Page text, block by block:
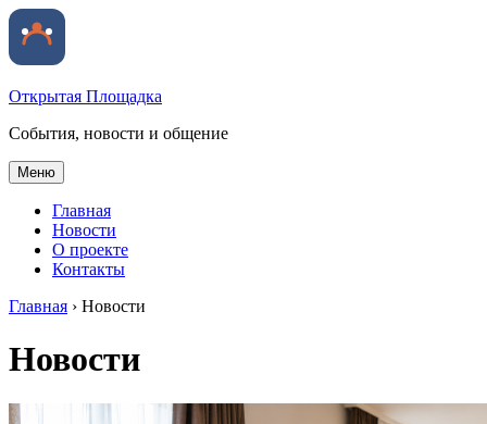
Открытая Площадка
События, новости и общение
Меню
Главная
Новости
О проекте
Контакты
Главная › Новости
Новости